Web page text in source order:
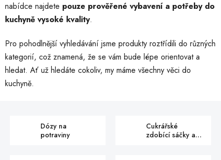
nabídce najdete pouze prověřené vybavení a potřeby do
kuchyně vysoké kvality.
Pro pohodlnější vyhledávání jsme produkty roztřídili do různých
kategorií, což znamená, že se vám bude lépe orientovat a
hledat. Ať už hledáte cokoliv, my máme všechny věci do
kuchyně.
Dózy na
potraviny
Cukrářské
zdobící sáčky a